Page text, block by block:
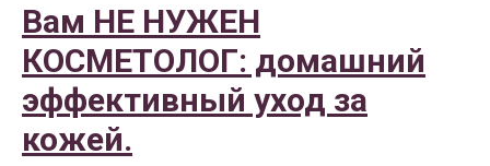
Вам НЕ НУЖЕН
КОСМЕТОЛОГ: домашний
эффективный уход за
кожей.